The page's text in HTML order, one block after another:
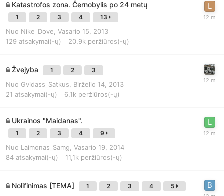
Katastrofos zona. Černobylis po 24 metų
1 2 3 4 13
Nuo Nike_Dove Vasario 15, 2013
129 atsakymai(-ų) 20,9k peržiūros(-ų)
Žvejyba 1 2 3
Nuo Gvidass_Satkus
Birželio 14, 2013
21 atsakymai(-ų) 6,1k peržiūros(-ų)
Ukrainos "Maidanas".
1 2 3 4 9
Nuo Laimonas_Samg Vasario 19, 2014
84 atsakymai(-ų) 11,1k peržiūros(-ų)
Nolifinimas [TEMA] 1 2 3 4 5